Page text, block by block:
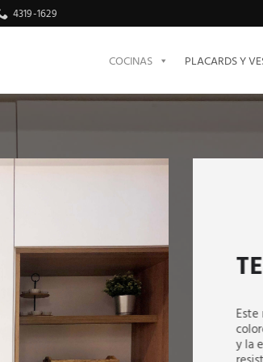
4319-1629
COCINAS PLACARDS Y
y la